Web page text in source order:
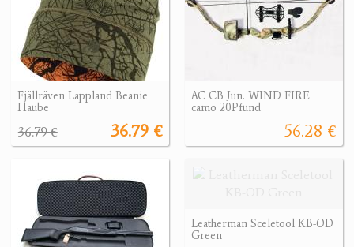
Fjällräven Lappland Beanie
Haube
36.79 €
36.79 €
AC CB Jun. WIND FIRE
camo 20Pfund
56.28 €
Leatherman Sceletool KB-OD
Green